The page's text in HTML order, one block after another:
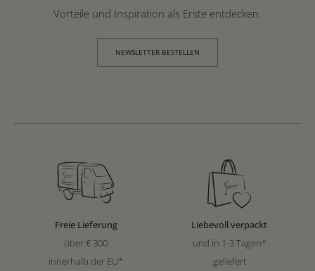
Vorteile und Inspiration als Erste entdecken.
NEWSLETTER BESTELLEN
Freie Lieferung
über € 300
innerhalb der EU*
Liebevoll verpackt
und in 1-3 Tagen*
geliefert